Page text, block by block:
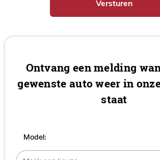
Versturen
Ontvang een melding
gewenste auto weer in
staat
Model: